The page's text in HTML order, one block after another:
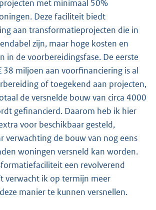
met minimaal 50%
Deze faciliteit biedt
aan transformatieprojecten die in
zijn, maar hoge kosten en
in de voorbereidingsfase. De eerste
38 miljoen aan voorfinanciering is al
of toegekend aan projecten,
de versnelde bouw van circa 4000
gefinancierd. Daarom heb ik hier
voor beschikbaar gesteld,
verwachting de bouw van nog eens
woningen versneld kan worden.
een revolverend
verwacht ik op termijn meer
manier te kunnen versnellen.